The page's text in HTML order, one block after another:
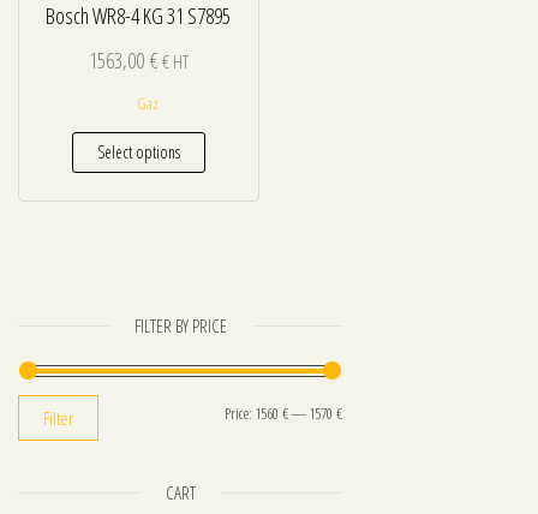
Bosch WR8-4 KG 31 S7895
1563,00 € € HT
Gaz
Select options
FILTER BY PRICE
Min price
Max price
Filter Price: 1560 €—1570 €
CART